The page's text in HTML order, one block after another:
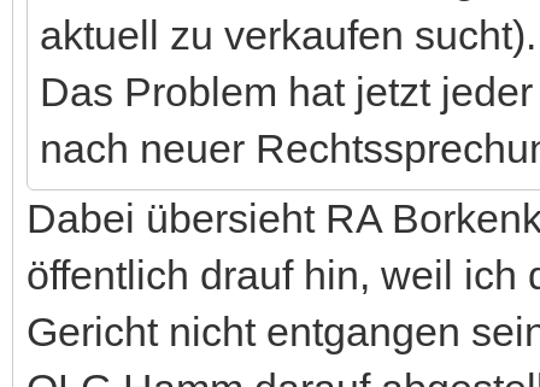
aktuell zu verkaufen sucht).
Das Problem hat jetzt
nach neuer
Dabei übersieht RA
öffentlich drauf hin, weil ich
Gericht nicht entgangen